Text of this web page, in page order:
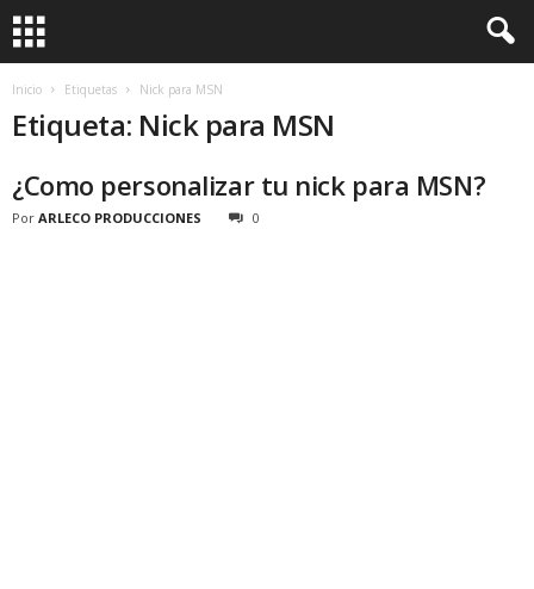
Inicio Etiquetas Nick para MSN
Etiqueta: Nick para MSN
¿Como personalizar tu nick para MSN?
Por ARLECO PRODUCCIONES 0